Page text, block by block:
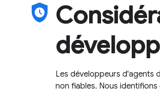
safety_check
Les développeurs d'agents
non fiables. Nous